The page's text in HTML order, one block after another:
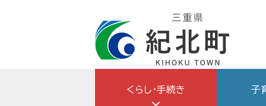
くらし・手続き 子